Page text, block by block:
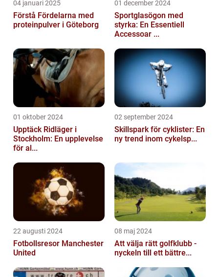
04 januari 2025
Förstå Fördelarna med
proteinpulver i Göteborg
01 december 2024
Sportglasögon med
styrka: En Essentiell
Accessoar ...
01 oktober 2024
Upptäck Ridläger i
Stockholm: En upplevelse
för al...
02 september 2024
Skillspark för cyklister: En
ny trend inom cykelsp...
22 augusti 2024
Fotbollsresor Manchester
United
08 maj 2024
Att välja rätt golfklubb -
nyckeln till ett bättre...